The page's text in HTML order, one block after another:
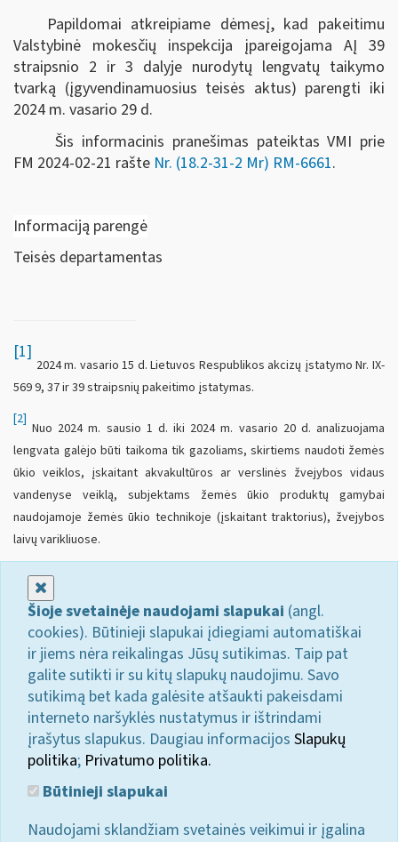
Papildomai atkreipiame dėmesį, kad pakeitimu
Valstybinė mokesčių inspekcija įpareigojama AĮ 39
straipsnio 2 ir 3 dalyje nurodytų lengvatų taikymo
tvarką (įgyvendinamuosius teisės aktus) parengti iki
2024 m. vasario 29 d.
Šis informacinis pranešimas pateiktas VMI prie
FM 2024-02-21 rašte Nr. (18.2-31-2 Mr) RM-6661.
Informaciją parengė
Teisės departamentas
[1]
2024 m. vasario 15 d. Lietuvos Respublikos akcizų įstatymo Nr. IX-
569 9, 37 ir 39 straipsnių pakeitimo įstatymas.
[2]
Nuo 2024 m. sausio 1 d. iki 2024 m. vasario 20 d. analizuojama
lengvata galėjo būti taikoma tik gazoliams, skirtiems naudoti žemės
ūkio veiklos, įskaitant akvakultūros ar verslinės žvejybos vidaus
vandenyse veiklą, subjektams žemės ūkio produktų gamybai
naudojamoje žemės ūkio technikoje (įskaitant traktorius), žvejybos
laivų varikliuose.
Šioje svetainėje naudojami slapukai (angl.
cookies). Būtinieji slapukai įdiegiami automatiškai
ir jiems nėra reikalingas Jūsų sutikimas. Taip pat
galite sutikti ir su kitų slapukų naudojimu. Savo
sutikimą bet kada galėsite atšaukti pakeisdami
interneto naršyklės nustatymus ir ištrindami
įrašytus slapukus. Daugiau informacijos Slapukų
politika; Privatumo politika.
Būtinieji slapukai
Naudojami sklandžiam svetainės veikimui ir įgalina